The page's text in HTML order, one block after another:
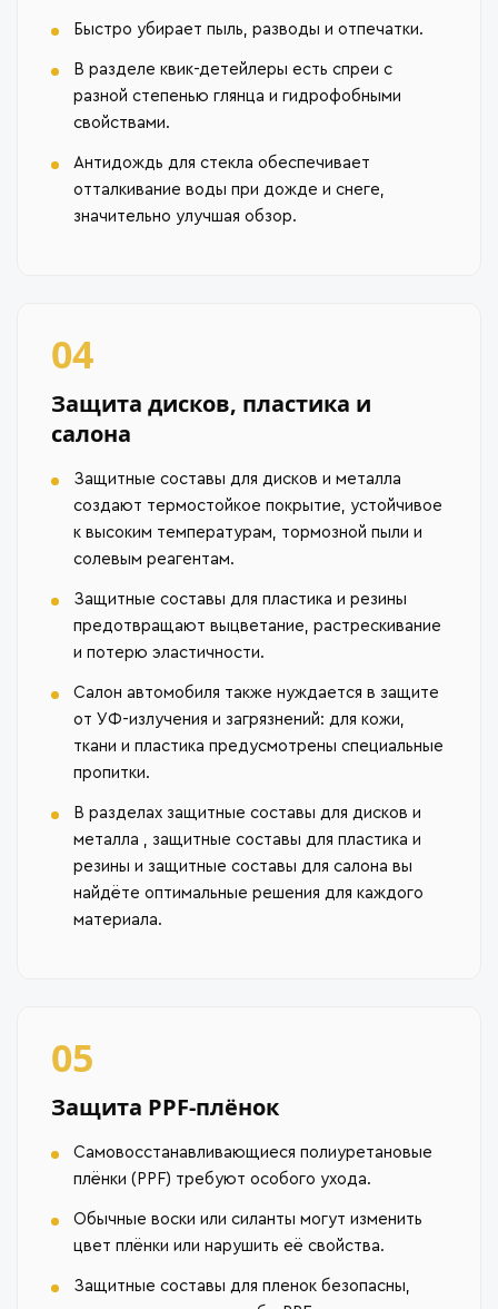
Быстро убирает пыль, разводы и отпечатки.
В разделе квик-детейлеры есть спреи с
разной степенью глянца и гидрофобными
свойствами.
Антидождь для стекла обеспечивает
отталкивание воды при дожде и снеге,
значительно улучшая обзор.
04
Защита дисков, пластика и
салона
Защитные составы для дисков и металла
создают термостойкое покрытие, устойчивое
к высоким температурам, тормозной пыли и
солевым реагентам.
Защитные составы для пластика и резины
предотвращают выцветание, растрескивание
и потерю эластичности.
Салон автомобиля также нуждается в защите
от УФ-излучения и загрязнений: для кожи,
ткани и пластика предусмотрены специальные
пропитки.
В разделах защитные составы для дисков и
металла , защитные составы для пластика и
резины и защитные составы для салона вы
найдёте оптимальные решения для каждого
материала.
05
Защита PPF-плёнок
Самовосстанавливающиеся полиуретановые
плёнки (PPF) требуют особого ухода.
Обычные воски или силанты могут изменить
цвет плёнки или нарушить её свойства.
Защитные составы для пленок безопасны,